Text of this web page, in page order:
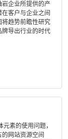
企业所提供的产
客户与企业之间
将趋势前瞻性研究
导出行业的时代
素的使用问题，
网站资源空间